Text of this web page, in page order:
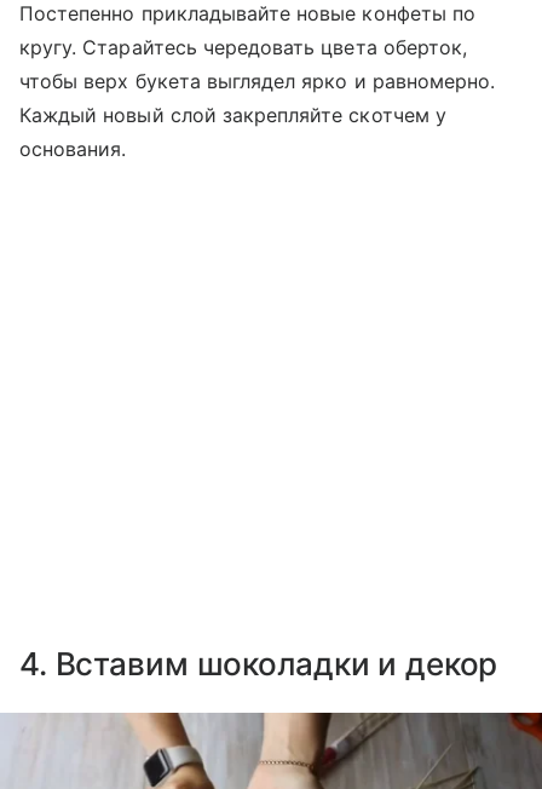
Постепенно прикладывайте новые конфеты по
кругу. Старайтесь чередовать цвета оберток,
чтобы верх букета выглядел ярко и равномерно.
Каждый новый слой закрепляйте скотчем у
основания.
4. Вставим шоколадки и декор